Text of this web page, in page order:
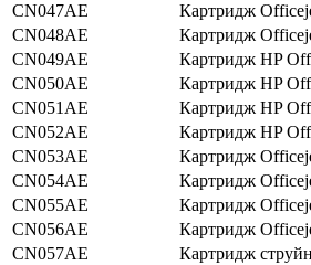
CN047AE
Картридж
CN048AE
Картридж
CN049AE
Картридж HP
CN050AE
Картридж HP
CN051AE
Картридж HP
CN052AE
Картридж HP
CN053AE
Картридж
CN054AE
Картридж
CN055AE
Картридж
CN056AE
Картридж
CN057AE
Картридж